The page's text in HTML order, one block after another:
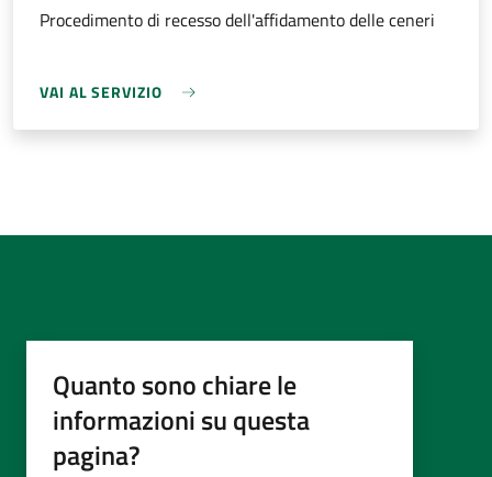
Procedimento di recesso dell'affidamento delle ceneri
VAI AL SERVIZIO
Quanto sono chiare le
informazioni su questa
pagina?